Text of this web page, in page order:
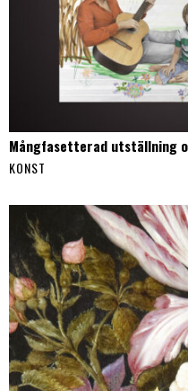
Mångfasetterad utställning
KONST